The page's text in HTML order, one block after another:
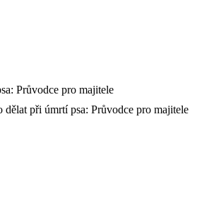
dělat při úmrtí psa: Průvodce pro majitele